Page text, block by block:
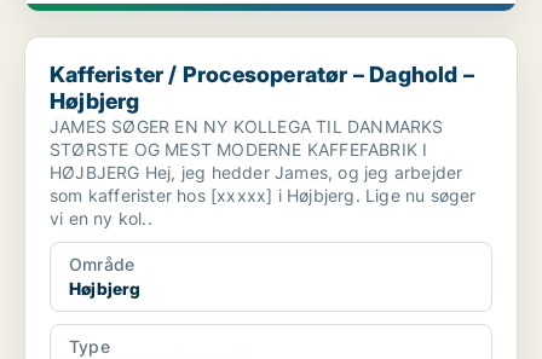
Kafferister / Procesoperatør – Daghold – Højbjerg
Kafferister / Procesoperatør – Daghold –
Højbjerg
JAMES SØGER EN NY KOLLEGA TIL DANMARKS
STØRSTE OG MEST MODERNE KAFFEFABRIK I
HØJBJERG Hej, jeg hedder James, og jeg arbejder
som kafferister hos [xxxxx] i Højbjerg. Lige nu søger
vi en ny kol..
Område
Højbjerg
Type